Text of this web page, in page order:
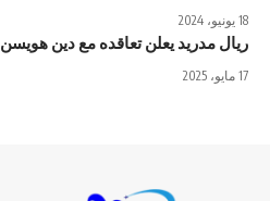
18 يونيو، 2024
ريال مدريد يعلن تعاقده مع دين هويسن
17 مايو، 2025